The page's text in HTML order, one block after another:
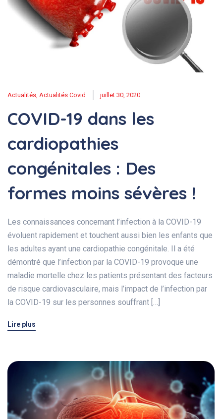
Actualités Actualités Covid juillet 30, 2020
COVID-19 dans les
cardiopathies
congénitales : Des
formes moins sévères !
Les connaissances concernant l’infection à la COVID-19
évoluent rapidement et touchent aussi bien les enfants que
les adultes ayant une cardiopathie congénitale. Il a été
démontré que l’infection par la COVID-19 provoque une
maladie mortelle chez les patients présentant des facteurs
de risque cardiovasculaire, mais l’impact de l’infection par
la COVID-19 sur les personnes souffrant […]
Lire plus